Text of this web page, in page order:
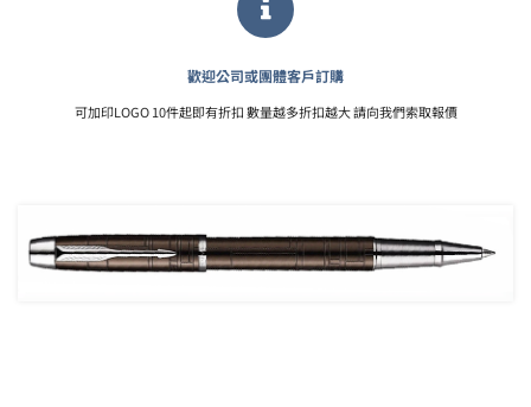
歡迎公司或團體客戶訂購
可加印LOGO 10件起即有折扣 數量越多折扣越大 請向我們索取報價